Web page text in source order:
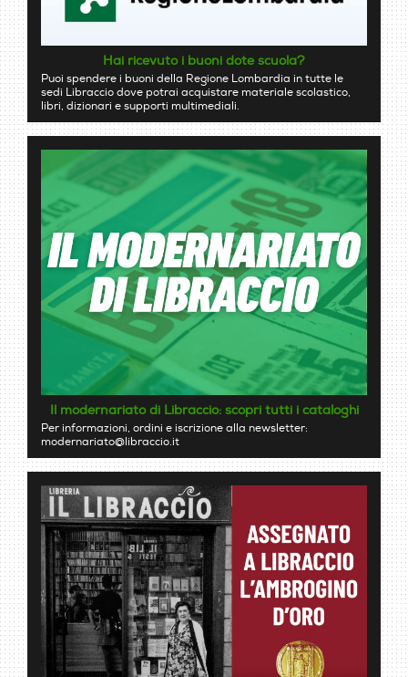
Hai ricevuto i buoni dote scuola?
Puoi spendere i buoni della Regione Lombardia in tutte le
sedi Libraccio dove potrai acquistare materiale scolastico,
libri, dizionari e supporti multimediali.
Il modernariato di Libraccio: scopri tutti i cataloghi
Per informazioni, ordini e iscrizione alla newsletter:
modernariato@libraccio.it